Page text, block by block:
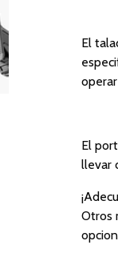
El
El
llevar
Otros